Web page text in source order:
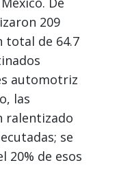
209
total de 64.7
automotriz
las
ralentizado
se
20% de esos